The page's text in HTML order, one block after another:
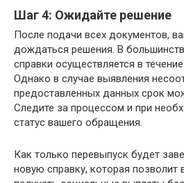
Шаг 4: Ожидайте решение
После подачи всех документов,
дождаться решения. В
справки осуществляется в
Однако в случае выявления
предоставленных данных срок
Следите за процессом и при
статус вашего обращения.
Как только перевыпуск будет
новую справку, которая позволит